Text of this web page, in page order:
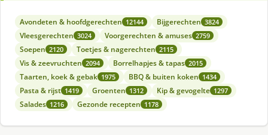
Avondeten & hoofdgerechten 12144 Bijgerechten 3824
Vleesgerechten 3024 Voorgerechten & amuses 2759
Soepen 2120 Toetjes & nagerechten 2115
Vis & zeevruchten 2094 Borrelhapjes & tapas 2015
Taarten, koek & gebak 1975 BBQ & buiten koken 1434
Pasta & rijst 1419 Groenten 1312 Kip & gevogelte 1297
Salades 1216 Gezonde recepten 1178